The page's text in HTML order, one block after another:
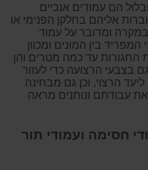
הם עמודים אנכיים
אליהם בחלקן הפנימי או
ומדובר על עמוד
בין המונים ומכוון
החגורות עד כמה מטרים והן
בצבעי הרצועה כדי לעזור
הרצוי, וכן גם מבחינה
את עבודתם ונותנים מראה
חסימה ועמודי תור